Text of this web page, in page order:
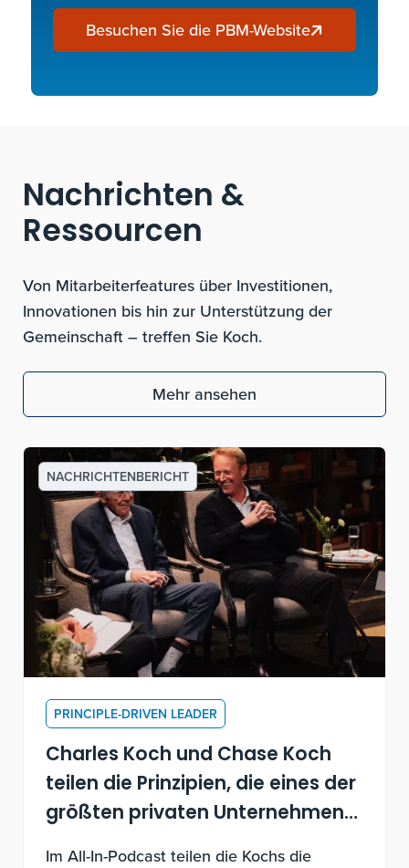
Besuchen Sie die PBM-Website
Nachrichten &
Ressourcen
Von Mitarbeiterfeatures über Investitionen,
Innovationen bis hin zur Unterstützung der
Gemeinschaft – treffen Sie Koch.
Mehr ansehen
NACHRICHTENBERICHT
PRINCIPLE-DRIVEN LEADER
Charles Koch und Chase Koch
teilen die Prinzipien, die eines der
größten privaten Unternehmen
Amerikas antreiben
Im All-In-Podcast teilen die Kochs die